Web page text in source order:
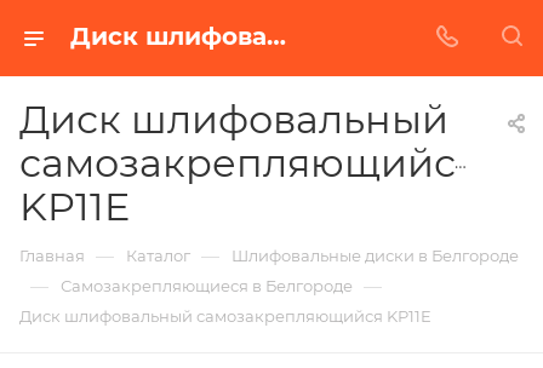
Диск шлифовальный самозакрепляющийся KP11E в Белгороде | Купить по недорогой цене от Абразивного Завода
Диск шлифовальный
самозакрепляющийся
KP11E
Главная — Каталог — Шлифовальные диски в Белгороде
— Самозакрепляющиеся в Белгороде —
Диск шлифовальный самозакрепляющийся KP11E